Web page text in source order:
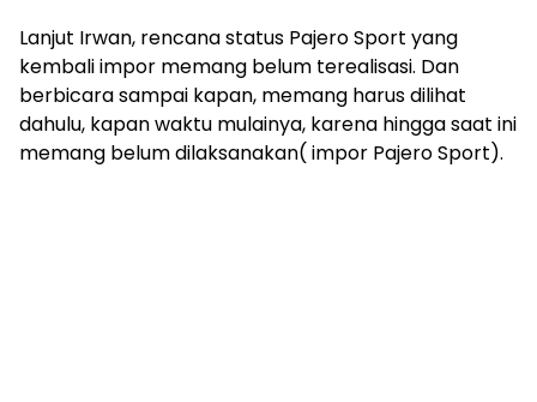
Lanjut Irwan, rencana status Pajero Sport yang
kembali impor memang belum terealisasi. Dan
berbicara sampai kapan, memang harus dilihat
dahulu, kapan waktu mulainya, karena hingga saat ini
memang belum dilaksanakan( impor Pajero Sport).